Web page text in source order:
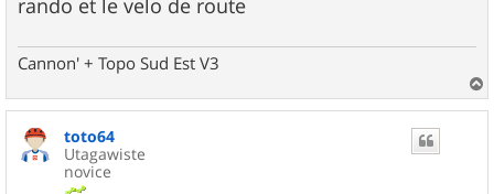
e
rando et le velo de route
Cannon' + Topo Sud Est V3
a
u
toto64
Utagawiste
novice